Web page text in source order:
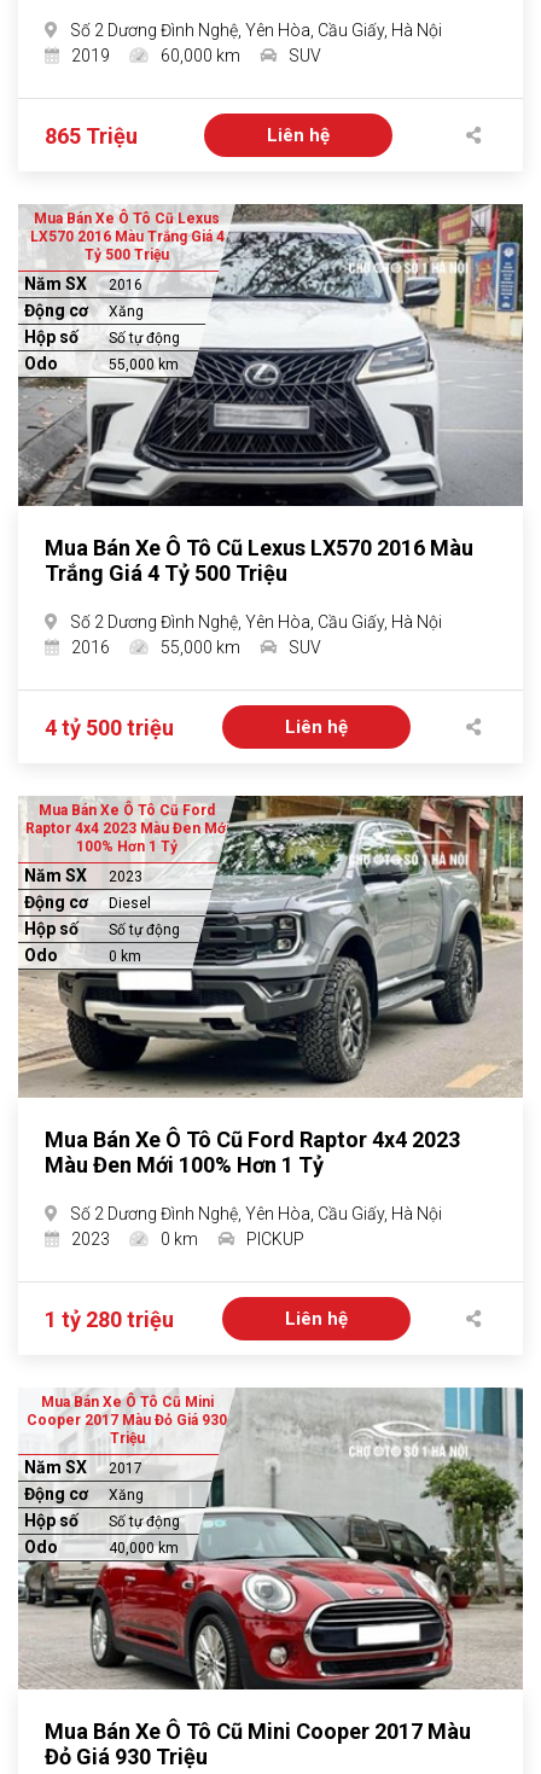
Số 2 Dương Đình Nghệ, Yên Hòa, Cầu Giấy, Hà Nội
2019
60,000 km SUV
865 Triệu Liên hệ
Mua Bán Xe Ô Tô Cũ Lexus
LX570 2016 Màu Trắng Giá 4
Tỷ 500 Triệu
Năm SX 2016
Động cơ Xăng
Hộp số Số tự động
Odo 55,000 km
Mua Bán Xe Ô Tô Cũ Lexus LX570 2016 Màu
Trắng Giá 4 Tỷ 500 Triệu
Số 2 Dương Đình Nghệ, Yên Hòa, Cầu Giấy, Hà Nội
2016
55,000 km SUV
4 tỷ 500 triệu Liên hệ
Mua Bán Xe Ô Tô Cũ Ford
Raptor 4x4 2023 Màu Đen Mới
100% Hơn 1 Tỷ
Năm SX 2023
Động cơ Diesel
Hộp số Số tự động
Odo 0 km
Mua Bán Xe Ô Tô Cũ Ford Raptor 4x4 2023
Màu Đen Mới 100% Hơn 1 Tỷ
Số 2 Dương Đình Nghệ, Yên Hòa, Cầu Giấy, Hà Nội
2023
0 km PICKUP
1 tỷ 280 triệu Liên hệ
Mua Bán Xe Ô Tô Cũ Mini
Cooper 2017 Màu Đỏ Giá 930
Triệu
Năm SX 2017
Động cơ Xăng
Hộp số Số tự động
Odo 40,000 km
Mua Bán Xe Ô Tô Cũ Mini Cooper 2017 Màu
Đỏ Giá 930 Triệu